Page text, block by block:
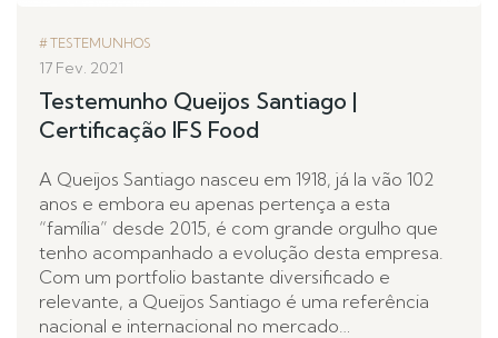
TESTEMUNHOS
17 Fev. 2021
Testemunho Queijos Santiago |
Certificação IFS Food
A Queijos Santiago nasceu em 1918, já la vão 102
anos e embora eu apenas pertença a esta
“família” desde 2015, é com grande orgulho que
tenho acompanhado a evolução desta empresa.
Com um portfolio bastante diversificado e
relevante, a Queijos Santiago é uma referência
nacional e internacional no mercado…